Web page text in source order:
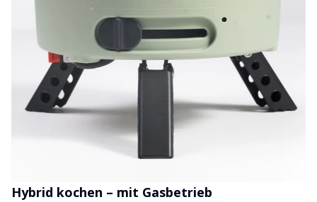
Hybrid kochen – mit Gasbetrieb